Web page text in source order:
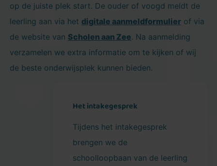
op de juiste plek start. De ouder of voogd meldt de
leerling aan via het digitale aanmeldformulier of via
de website van Scholen aan Zee. Na aanmelding
verzamelen we extra informatie om te kijken of wij
de beste onderwijsplek kunnen bieden.
Het intakegesprek
Tijdens het intakegesprek
brengen we de
schoolloopbaan van de leerling